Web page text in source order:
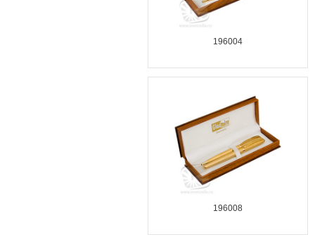
196004
196008